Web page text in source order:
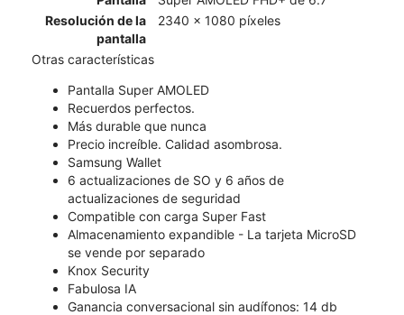
Resolución de la
pantalla
2340 x 1080 píxeles
Otras características
Pantalla Super AMOLED
Recuerdos perfectos.
Más durable que nunca
Precio increíble. Calidad asombrosa.
Samsung Wallet
6 actualizaciones de SO y 6 años de
actualizaciones de seguridad
Compatible con carga Super Fast
Almacenamiento expandible - La tarjeta MicroSD
se vende por separado
Knox Security
Fabulosa IA
Ganancia conversacional sin audífonos: 14 db